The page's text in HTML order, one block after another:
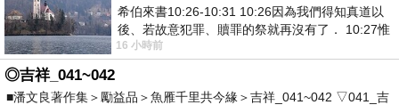
希伯來書10:26-10:31 10:26因為我們得知真道以
後、若故意犯罪、贖罪的祭就再沒有了． 10:27惟
有戰懼等候審判和那燒滅眾敵人的烈火
16 小時前
◎吉祥_041~042
■潘文良著作集＞勵益品＞魚雁千里共今緣＞吉祥_041~042 ▽041_吉